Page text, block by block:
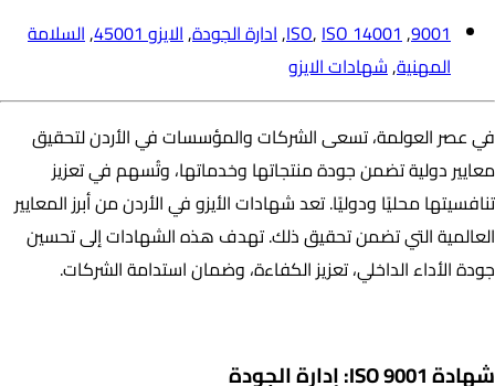
9001
,
ISO,ISO 14001
,ادارة الجودة,الايزو 45001 ,السلامة
المهنية,شهادات الايزو
في عصر العولمة، تسعى الشركات والمؤسسات في الأردن لتحقيق
معايير دولية تضمن جودة منتجاتها وخدماتها، وتُسهم في تعزيز
تنافسيتها محليًا ودوليًا. تعد شهادات الأيزو في الأردن من أبرز المعايير
العالمية التي تضمن تحقيق ذلك. تهدف هذه الشهادات إلى تحسين
جودة الأداء الداخلي، تعزيز الكفاءة، وضمان استدامة الشركات.
شهادة ISO 9001: إدارة الجودة